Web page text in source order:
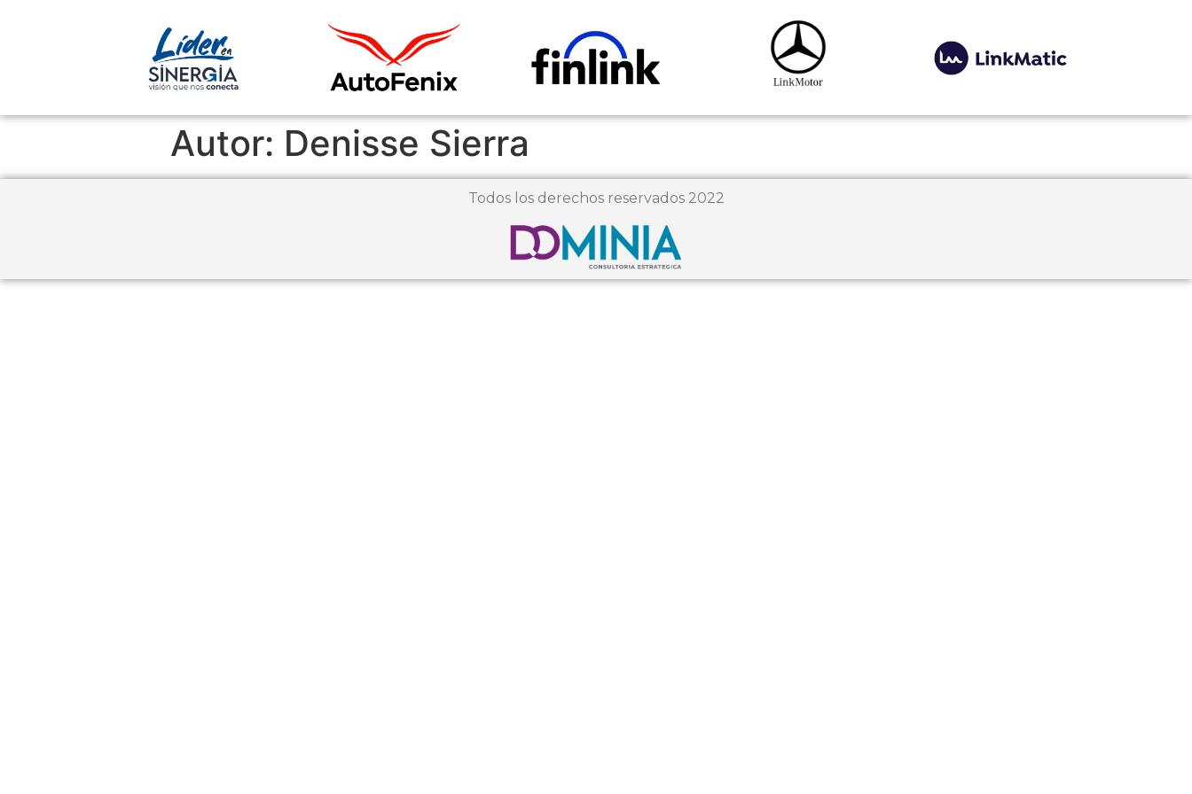
Autor: Denisse Sierra
Todos los derechos reservados 2022